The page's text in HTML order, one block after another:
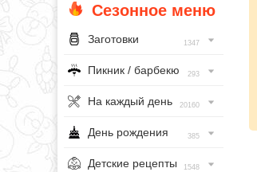
Сезонное меню
Заготовки 1347
Пикник / барбекю 293
На каждый день 20160
День рождения 385
Детские рецепты 1548